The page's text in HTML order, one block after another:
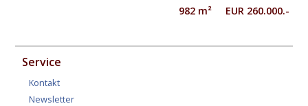
982 m² EUR 260.000.-
Service
Kontakt
Newsletter